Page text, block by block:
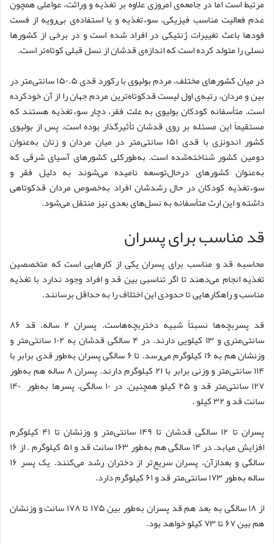
مرتبط است اما در جامعه‌ی امروزی علاوه بر تغذیه و وراثت، عواملی همچون
عدم فعالیت مناسب فیزیکی، سوءتغذیه و یا استفاده‌ی بی‌رویه از فست
فودها باعث تغییرات ژنتیکی در افراد شده است و در برخی از کشورها
نسلی را متولد کرده است که اندازه‌ی قدشان از نسل قبلی کوتاه‌تر است.
در میان کشورهای مختلف، مردم بولیوی با رکورد قدی ۱۵۰.۵ سانتی‌متر در
بین و مردان، رتبه‌ی اول لیست قدکوتاه‌ترین مردم جهان را از آن خودکرده
است. متأسفانه کودکان بولیوی به علت فقر، دچار سوءتغذیه هستند که
مستقیماً این مسئله بر روی قدشان تأثیرگذار بوده است. پس از بولیوی
کشور اندونزی با قدی ۱۵۱ سانتی‌متر در میان مردان و زنان به‌عنوان
دومین کشور شناخته‌شده است. به‌طورکلی کشورهای آسیای شرقی که
به‌عنوان کشورهای درحال‌توسعه نامیده می‌شوند به دلیل فقر و
سوءتغذیه کودکان در حال رشدشان افراد به‌خصوص مردان قدکوتاهی
داشته و این ارث متأسفانه به نسل‌های بعدی نیز منتقل می‌شود.
قد مناسب برای پسران
محاسبه قد و مناسب برای پسران یکی از کارهایی است که متخصصین
تغذیه انجام می‌دهند تا اگر تناسبی بین قد و افراد وجود ندارد با تغذیه
مناسب و راهکارهایی تا حدودی این اختلاف را به حداقل برسانند.
قد پسربچه‌ها نسبتاً شبیه دختربچه‌هاست. پسران ۲ ساله، قد ۸۶
سانتی‌متری و ۱۳ کیلویی دارند. در ۴ سالگی قدشان به ۱۰۲ سانتی‌متر و
وزنشان هم به ۱۶ کیلوگرم می‌رسد. تا ۶ سالگی پسران به‌طور قدی برابر با
۱۱۴ سانتی‌متر و وزنی برابر با ۲۱ کیلوگرم دارند. پسران ۸ ساله هم به‌طور
۱۲۷ سانتی‌متر قد و ۲۵ کیلو همچنین. در ۱۰ سالگی، پسرها به‌طور ۱۴۰
سانت قد و ۳۲ کیلو .
پسران تا ۱۲ سالگی قدشان تا ۱۴۹ سانتی‌متر و وزنشان تا ۴۱ کیلوگرم
افزایش میابد. در ۱۴ سالگی هم به‌طور ۱۶۳ سانت قد و ۵۱ کیلوگرم . از ۱۶
سالگی و بعدازآن، پسران سریع‌تر از دختران رشد می‌کنند. یک پسر ۱۶
ساله به‌طور ۱۷۳ سانتی‌متر قد و ۶۱ کیلوگرم دارد.
از ۱۸ سالگی به بعد هم قد پسران به‌طور بین ۱۷۵ تا ۱۷۸ سانت و وزنشان
هم بین ۶۷ تا ۷۳ کیلو خواهد بود.